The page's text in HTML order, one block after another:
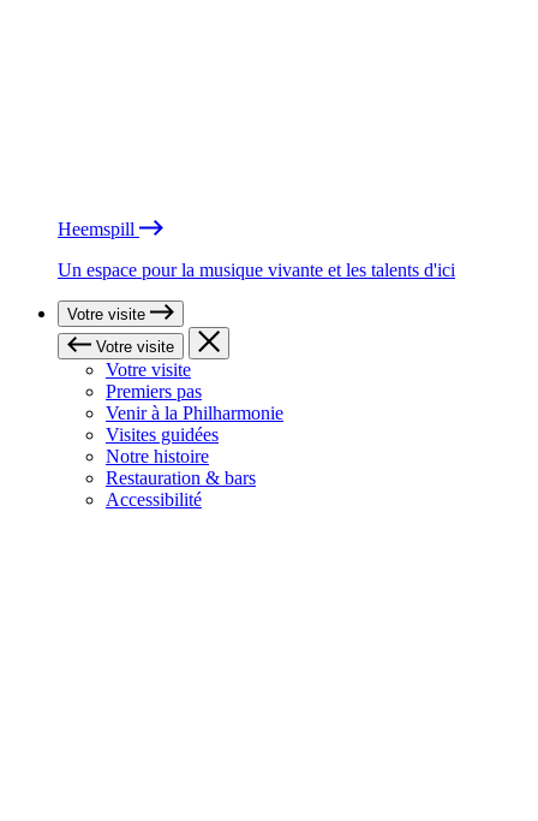
Heemspill
Un espace pour la musique vivante et les talents d'ici
Votre visite
Votre visite
Votre visite
Premiers pas
Venir à la Philharmonie
Visites guidées
Notre histoire
Restauration & bars
Accessibilité